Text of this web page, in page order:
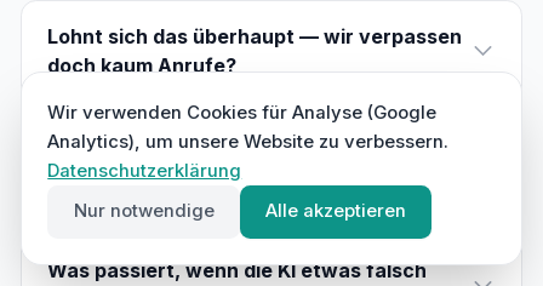
Lohnt sich das überhaupt — wir verpassen
doch kaum Anrufe?
Wir haben ein Büro — brauchen wir das
trotzdem?
Was passiert, wenn die KI etwas falsch
Wir verwenden Cookies für Analyse (Google
Analytics), um unsere Website zu verbessern.
Datenschutzerklärung
Nur notwendige
Alle akzeptieren